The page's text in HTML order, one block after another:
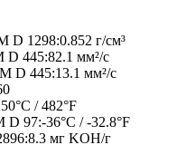
D 1298:0.852 г/см³
D 445:82.1 мм²/с
D 445:13.1 мм²/с
/ 482°F
97:-36°C / -32.8°F
мг KOH/г